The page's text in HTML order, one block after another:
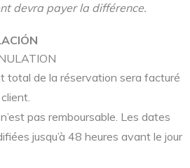
devra payer la différence.
total de la réservation sera facturé
pas remboursable. Les dates
jusqu’à 48 heures avant le jour